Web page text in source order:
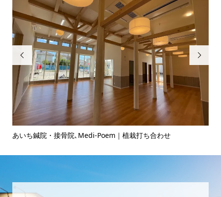

あいち鍼院・接骨院､Medi-Poem｜植栽打ち合わせ
